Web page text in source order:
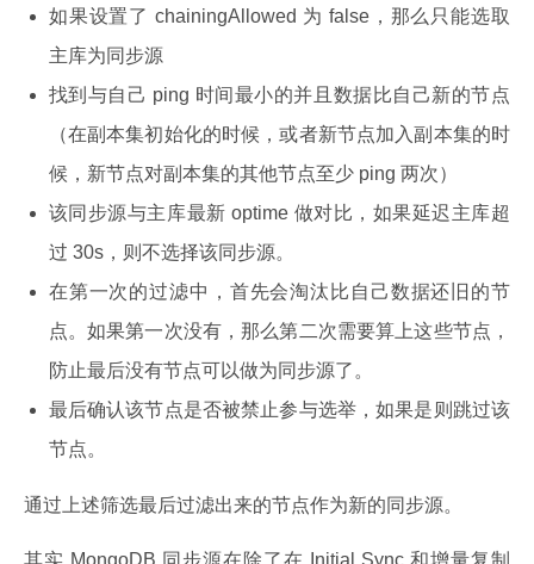
如果设置了 chainingAllowed 为 false，那么只能选取
主库为同步源
找到与自己 ping 时间最小的并且数据比自己新的节点
（在副本集初始化的时候，或者新节点加入副本集的时
候，新节点对副本集的其他节点至少 ping 两次）
该同步源与主库最新 optime 做对比，如果延迟主库超
过 30s，则不选择该同步源。
在第一次的过滤中，首先会淘汰比自己数据还旧的节
点。如果第一次没有，那么第二次需要算上这些节点，
防止最后没有节点可以做为同步源了。
最后确认该节点是否被禁止参与选举，如果是则跳过该
节点。
通过上述筛选最后过滤出来的节点作为新的同步源。